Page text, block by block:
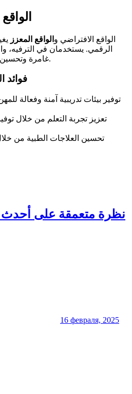
الواقع الافتراضي و الواقع المعزز
الرقمي. يستخدمان في الترفيه،
غامرة وتحسين العمليات التعليمية والعلاجية.
فوائد
توفير بيئات تدريبية آمنة وفعالة
تعزيز تجربة التعلم من خلال
تحسين العلاجات الطبية من
نظرة متعمقة على أحدث
16 февраля, 2025